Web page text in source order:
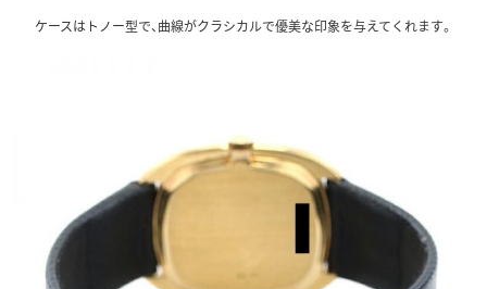
ケースはトノー型で、曲線がクラシカルで優美な印象を与えてくれます。